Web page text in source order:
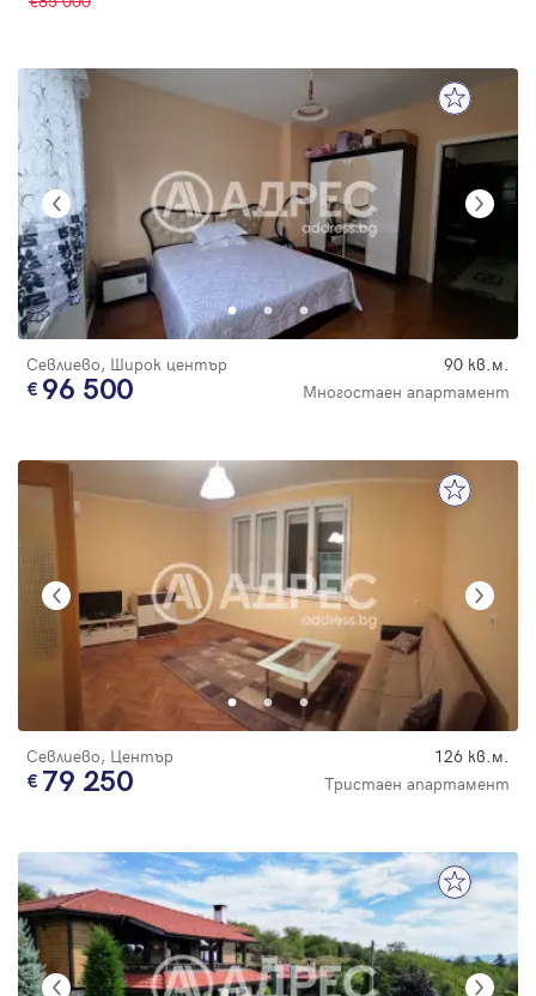
Севлиево, Широк център 90 кв.м.
96 500 Многостаен апартамент
Севлиево, Център 126 кв.м.
79 250 Тристаен апартамент